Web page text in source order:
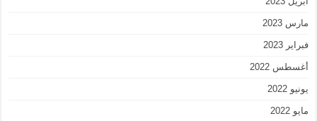
مارس 2023
فبراير 2023
أغسطس 2022
يونيو 2022
مايو 2022